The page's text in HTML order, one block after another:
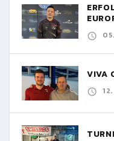
VIVA